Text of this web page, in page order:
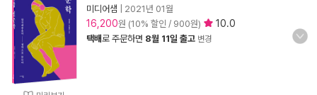
미디어샘
2021년 01월
16,200원 (10% 할인 / 900원) 10.0
택배로 주문하면 8월 11일 출고 변경